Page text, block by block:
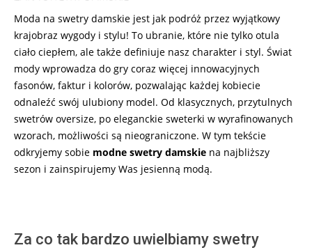
Moda na swetry damskie jest jak podróż przez wyjątkowy
krajobraz wygody i stylu! To ubranie, które nie tylko otula
ciało ciepłem, ale także definiuje nasz charakter i styl. Świat
mody wprowadza do gry coraz więcej innowacyjnych
fasonów, faktur i kolorów, pozwalając każdej kobiecie
odnaleźć swój ulubiony model. Od klasycznych, przytulnych
swetrów oversize, po eleganckie sweterki w wyrafinowanych
wzorach, możliwości są nieograniczone. W tym tekście
odkryjemy sobie modne swetry damskie na najbliższy
sezon i zainspirujemy Was jesienną modą.
Za co tak bardzo uwielbiamy swetry